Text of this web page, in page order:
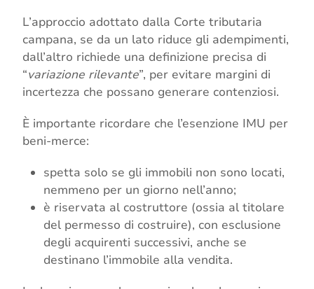
L’approccio adottato dalla Corte tributaria
campana, se da un lato riduce gli adempimenti,
dall’altro richiede una definizione precisa di
“variazione rilevante”, per evitare margini di
incertezza che possano generare contenziosi.
È importante ricordare che l’esenzione IMU per
beni-merce:
spetta solo se gli immobili non sono locati,
nemmeno per un giorno nell’anno;
è riservata al costruttore (ossia al titolare
del permesso di costruire), con esclusione
degli acquirenti successivi, anche se
destinano l’immobile alla vendita.